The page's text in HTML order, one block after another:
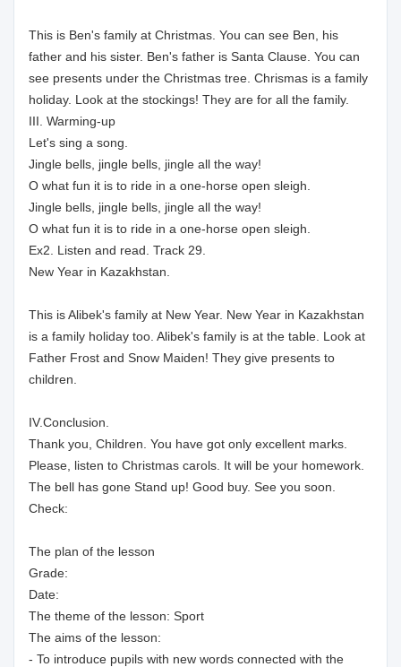
This is Ben's family at Christmas. You can see Ben, his
father and his sister. Ben's father is Santa Clause. You can
see presents under the Christmas tree. Chrismas is a family
holiday. Look at the stockings! They are for all the family.
III. Warming-up
Let's sing a song.
Jingle bells, jingle bells, jingle all the way!
O what fun it is to ride in a one-horse open sleigh.
Jingle bells, jingle bells, jingle all the way!
O what fun it is to ride in a one-horse open sleigh.
Ex2. Listen and read. Track 29.
New Year in Kazakhstan.
This is Alibek's family at New Year. New Year in Kazakhstan
is a family holiday too. Alibek's family is at the table. Look at
Father Frost and Snow Maiden! They give presents to
children.
IV.Conclusion.
Thank you, Children. You have got only excellent marks.
Please, listen to Christmas carols. It will be your homework.
The bell has gone Stand up! Good buy. See you soon.
Check:
The plan of the lesson
Grade:
Date:
The theme of the lesson: Sport
The aims of the lesson:
- To introduce pupils with new words connected with the